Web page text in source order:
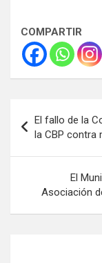
COMPARTIR
de
entradas
El fallo de la
la CBP
El
Asociación